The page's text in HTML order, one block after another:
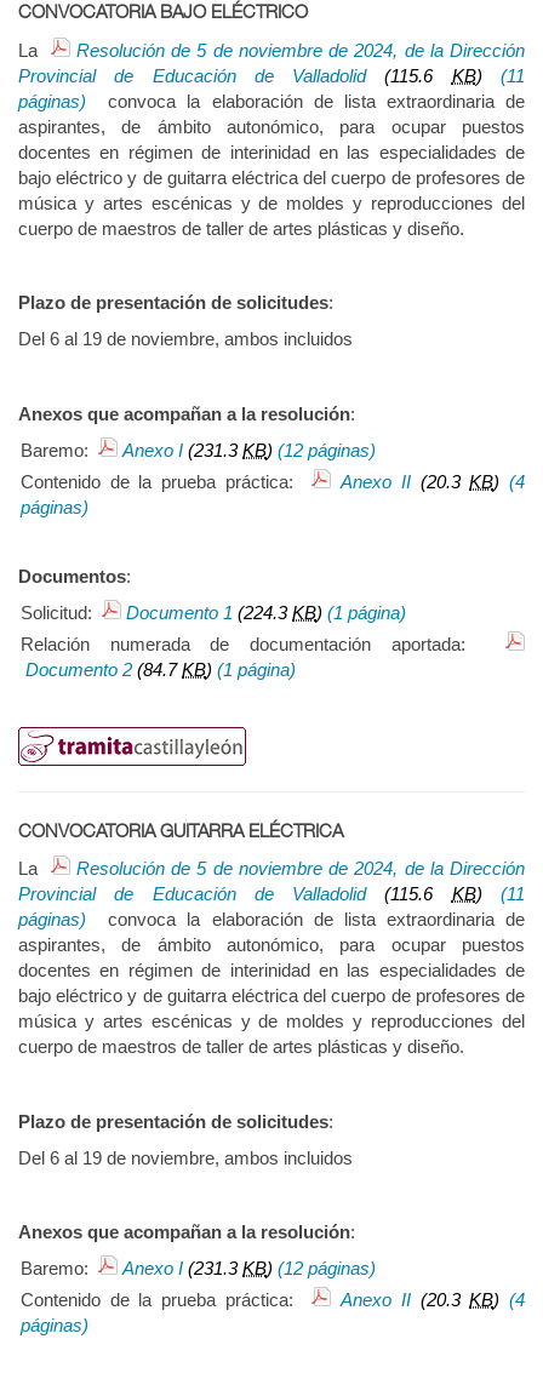
CONVOCATORIA BAJO ELÉCTRICO
La
Resolución de 5 de noviembre de 2024, de la Dirección
Provincial de Educación de Valladolid(115.6 KB) (11
páginas)
convoca la elaboración de lista extraordinaria de
aspirantes, de ámbito autonómico, para ocupar puestos
docentes en régimen de interinidad en las especialidades de
bajo eléctrico y de guitarra eléctrica del cuerpo de profesores de
música y artes escénicas y de moldes y reproducciones del
cuerpo de maestros de taller de artes plásticas y diseño.
Plazo de presentación de solicitudes:
Del 6 al 19 de noviembre, ambos incluidos
Anexos que acompañan a la resolución:
Baremo:
Anexo I (231.3KB) (12 páginas)
Contenido de la prueba práctica:
Anexo II(20.3KB) (4
páginas)
Documentos:
Solicitud:
Documento 1 (224.3KB) (1 página)
Relación numerada de documentación aportada:
Documento 2 (84.7KB) (1 página)
CONVOCATORIA GUITARRA ELÉCTRICA
La
Resolución de 5 de noviembre de 2024, de la Dirección
Provincial de Educación de Valladolid(115.6 KB) (11
páginas)
convoca la elaboración de lista extraordinaria de
aspirantes, de ámbito autonómico, para ocupar puestos
docentes en régimen de interinidad en las especialidades de
bajo eléctrico y de guitarra eléctrica del cuerpo de profesores de
música y artes escénicas y de moldes y reproducciones del
cuerpo de maestros de taller de artes plásticas y diseño.
Plazo de presentación de solicitudes:
Del 6 al 19 de noviembre, ambos incluidos
Anexos que acompañan a la resolución:
Baremo:
Anexo I (231.3KB) (12 páginas)
Contenido de la prueba práctica:
Anexo II(20.3KB) (4
páginas)